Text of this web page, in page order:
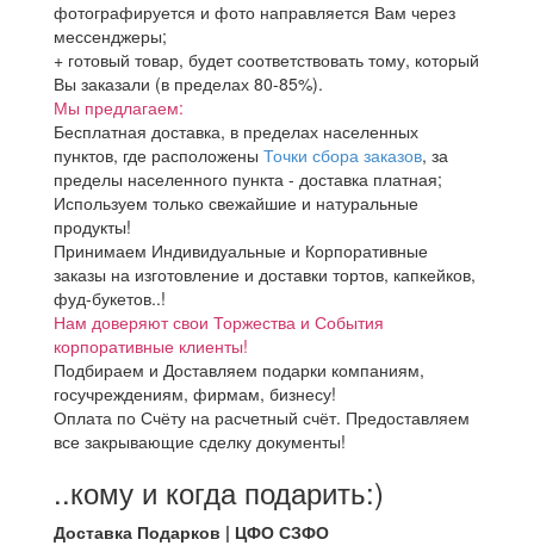
фотографируется и фото направляется Вам через
мессенджеры;
+ готовый товар, будет соответствовать тому, который
Вы заказали (в пределах 80-85%).
Мы предлагаем:
Бесплатная доставка, в пределах населенных
пунктов, где расположены Точки сбора заказов, за
пределы населенного пункта - доставка платная;
Используем только свежайшие и натуральные
продукты!
Принимаем Индивидуальные и Корпоративные
заказы на изготовление и доставки тортов, капкейков,
фуд-букетов..!
Нам доверяют свои Торжества и События
корпоративные клиенты!
Подбираем и Доставляем подарки компаниям,
госучреждениям, фирмам, бизнесу!
Оплата по Счёту на расчетный счёт. Предоставляем
все закрывающие сделку документы!
..кому и когда подарить:)
Доставка Подарков | ЦФО СЗФО